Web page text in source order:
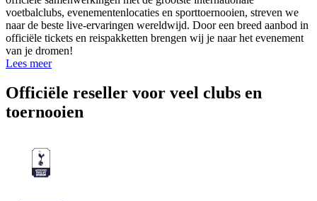
voetbalclubs, evenementenlocaties en sporttoernooien, streven we
naar de beste live-ervaringen wereldwijd. Door een breed aanbod in
officiële tickets en reispakketten brengen wij je naar het evenement
van je dromen!
Lees meer
Officiële reseller voor veel clubs en
toernooien